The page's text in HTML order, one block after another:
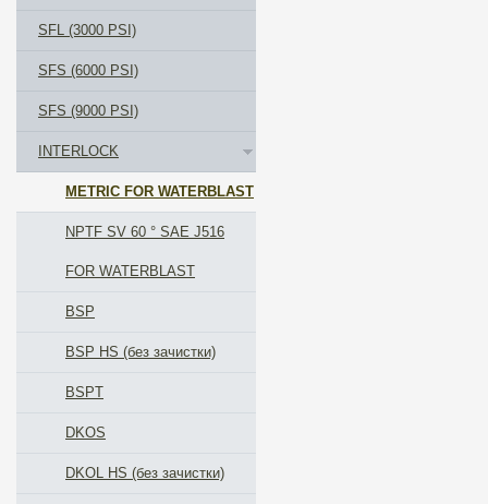
SFL (3000 PSI)
SFS (6000 PSI)
SFS (9000 PSI)
INTERLOCK
METRIC FOR WATERBLAST
NPTF SV 60 ° SAE J516
FOR WATERBLAST
BSP
BSP HS (без зачистки)
BSPT
DKOS
DKOL HS (без зачистки)